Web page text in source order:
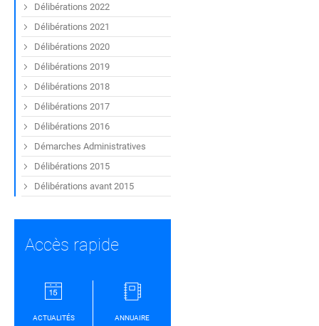
Délibérations 2022
Délibérations 2021
Délibérations 2020
Délibérations 2019
Délibérations 2018
Délibérations 2017
Délibérations 2016
Démarches Administratives
Délibérations 2015
Délibérations avant 2015
Accès rapide
ACTUALITÉS ANNUAIRE